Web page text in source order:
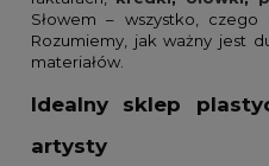
Słowem – wszystko, czego
Rozumiemy, jak ważny jest
materiałów.
Idealny sklep
artysty